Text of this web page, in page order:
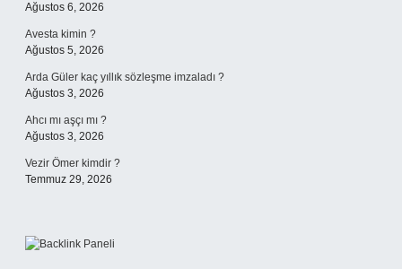
Ağustos 6, 2026
Avesta kimin ?
Ağustos 5, 2026
Arda Güler kaç yıllık sözleşme imzaladı ?
Ağustos 3, 2026
Ahcı mı aşçı mı ?
Ağustos 3, 2026
Vezir Ömer kimdir ?
Temmuz 29, 2026